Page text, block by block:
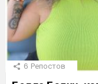
6 Репостов